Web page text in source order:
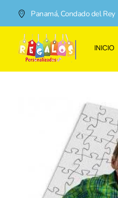
Panamá, Condado del Rey
Regalos Personalizados Panamá
INICIO